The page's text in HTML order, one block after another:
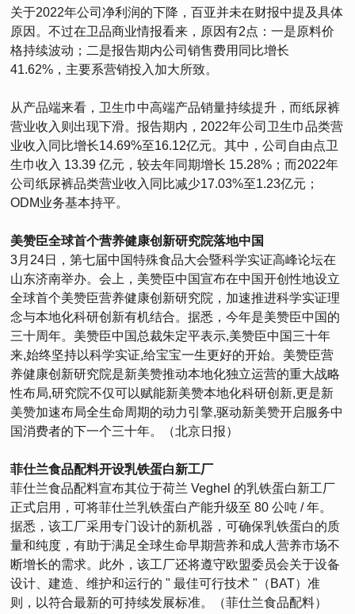
关于2022年公司净利润的下降，百亚并未在财报中提及具体
原因。不过在卫品商业情报看来，原因有2点：一是原料价
格持续波动；二是报告期内公司销售费用同比增长
41.62%，主要系营销投入加大所致。
从产品端来看，卫生巾中高端产品销量持续提升，而纸尿裤
营业收入则出现下滑。报告期内，2022年公司卫生巾品类营
业收入同比增长14.69%至16.12亿元。其中，公司自由点卫
生巾收入 13.39 亿元，较去年同期增长 15.28%；而2022年
公司纸尿裤品类营业收入同比减少17.03%至1.23亿元；
ODM业务基本持平。
美赞臣全球首个营养健康创新研究院落地中国
3月24日，第七届中国特殊食品大会暨科学实证高峰论坛在
山东济南举办。会上，美赞臣中国宣布在中国开创性地设立
全球首个美赞臣营养健康创新研究院，加速推进科学实证理
念与本地化科研创新有机结合。据悉，今年是美赞臣中国的
三十周年。美赞臣中国总裁朱定平表示,美赞臣中国三十年
来,始终坚持以科学实证,给宝宝一生更好的开始。美赞臣营
养健康创新研究院是新美赞推动本地化独立运营的重大战略
性布局,研究院不仅可以赋能新美赞本地化科研创新,更是新
美赞加速布局全生命周期的动力引擎,驱动新美赞开启服务中
国消费者的下一个三十年。（北京日报）
菲仕兰食品配料开设乳铁蛋白新工厂
菲仕兰食品配料宣布其位于荷兰 Veghel 的乳铁蛋白新工厂
正式启用，可将菲仕兰乳铁蛋白产能升级至 80 公吨 / 年。
据悉，该工厂采用专门设计的新机器，可确保乳铁蛋白的质
量和纯度，有助于满足全球生命早期营养和成人营养市场不
断增长的需求。此外，该工厂还将遵守欧盟委员会关于设备
设计、建造、维护和运行的 " 最佳可行技术 "（BAT）准
则，以符合最新的可持续发展标准。（菲仕兰食品配料）